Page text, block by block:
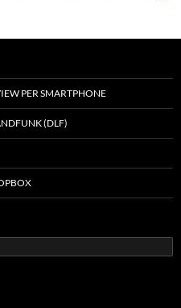
PER SMARTPHONE
(DLF)